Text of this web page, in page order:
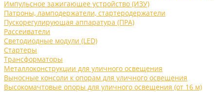
Импульсное зажигающее устройство (ИЗУ)
Патроны, ламподержатели, стартеродержатели
Пускорегулирующая аппаратура (ПРА)
Рассеиватели
Светодиодные модули (LED)
Стартеры
Трансформаторы
Металлоконструкции для уличного освещения
Выносные консоли к опорам для уличного освещения
Высокомачтовые опоры для уличного освещения (от 16 м)